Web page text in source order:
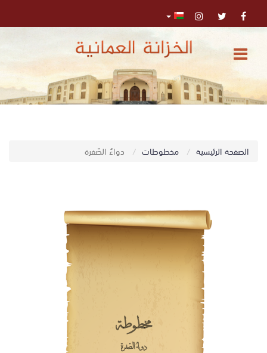
المركز
الإعلامي
معنا
المتقدم
تسجيل
الدخول
الصفحة الرئيسية مخطوطات دواءُ الصّفرة
مخطوطة
دواءُ الصّفرة